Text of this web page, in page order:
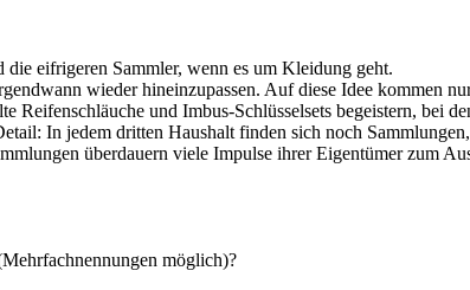
eifrigeren Sammler, wenn es um Kleidung geht.
wieder hineinzupassen. Auf diese Idee kommen
und Imbus-Schlüsselsets begeistern, bei
In jedem dritten Haushalt finden sich noch
überdauern viele Impulse ihrer Eigentümer zum
möglich)?